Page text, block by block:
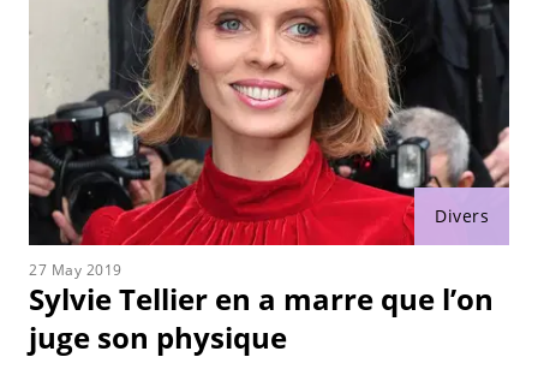
Divers
27 May 2019
Sylvie Tellier en a marre que l’on
juge son physique